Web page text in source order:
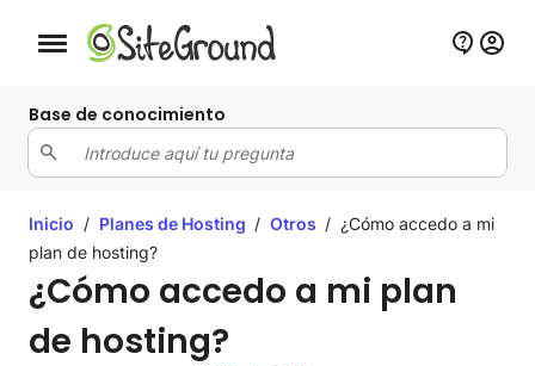
Botón de navegación móvil
Base de conocimiento
Inicio / Planes de Hosting / Otros / ¿Cómo accedo a mi
plan de hosting?
¿Cómo accedo a mi plan
de hosting?